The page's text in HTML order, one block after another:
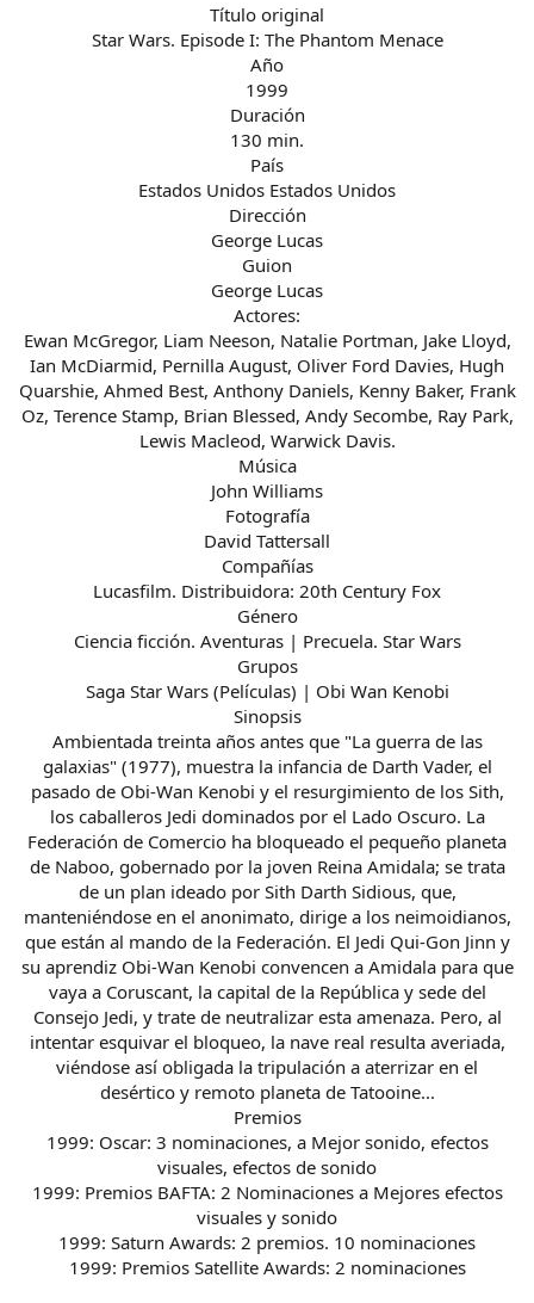
Título original
Star Wars. Episode I: The Phantom Menace
Año
1999
Duración
130 min.
País
Estados Unidos Estados Unidos
Dirección
George Lucas
Guion
George Lucas
Actores:
Ewan McGregor, Liam Neeson, Natalie Portman, Jake Lloyd,
Ian McDiarmid, Pernilla August, Oliver Ford Davies, Hugh
Quarshie, Ahmed Best, Anthony Daniels, Kenny Baker, Frank
Oz, Terence Stamp, Brian Blessed, Andy Secombe, Ray Park,
Lewis Macleod, Warwick Davis.
Música
John Williams
Fotografía
David Tattersall
Compañías
Lucasfilm. Distribuidora: 20th Century Fox
Género
Ciencia ficción. Aventuras | Precuela. Star Wars
Grupos
Saga Star Wars (Películas) | Obi Wan Kenobi
Sinopsis
Ambientada treinta años antes que "La guerra de las
galaxias" (1977), muestra la infancia de Darth Vader, el
pasado de Obi-Wan Kenobi y el resurgimiento de los Sith,
los caballeros Jedi dominados por el Lado Oscuro. La
Federación de Comercio ha bloqueado el pequeño planeta
de Naboo, gobernado por la joven Reina Amidala; se trata
de un plan ideado por Sith Darth Sidious, que,
manteniéndose en el anonimato, dirige a los neimoidianos,
que están al mando de la Federación. El Jedi Qui-Gon Jinn y
su aprendiz Obi-Wan Kenobi convencen a Amidala para que
vaya a Coruscant, la capital de la República y sede del
Consejo Jedi, y trate de neutralizar esta amenaza. Pero, al
intentar esquivar el bloqueo, la nave real resulta averiada,
viéndose así obligada la tripulación a aterrizar en el
desértico y remoto planeta de Tatooine...
Premios
1999: Oscar: 3 nominaciones, a Mejor sonido, efectos
visuales, efectos de sonido
1999: Premios BAFTA: 2 Nominaciones a Mejores efectos
visuales y sonido
1999: Saturn Awards: 2 premios. 10 nominaciones
1999: Premios Satellite Awards: 2 nominaciones